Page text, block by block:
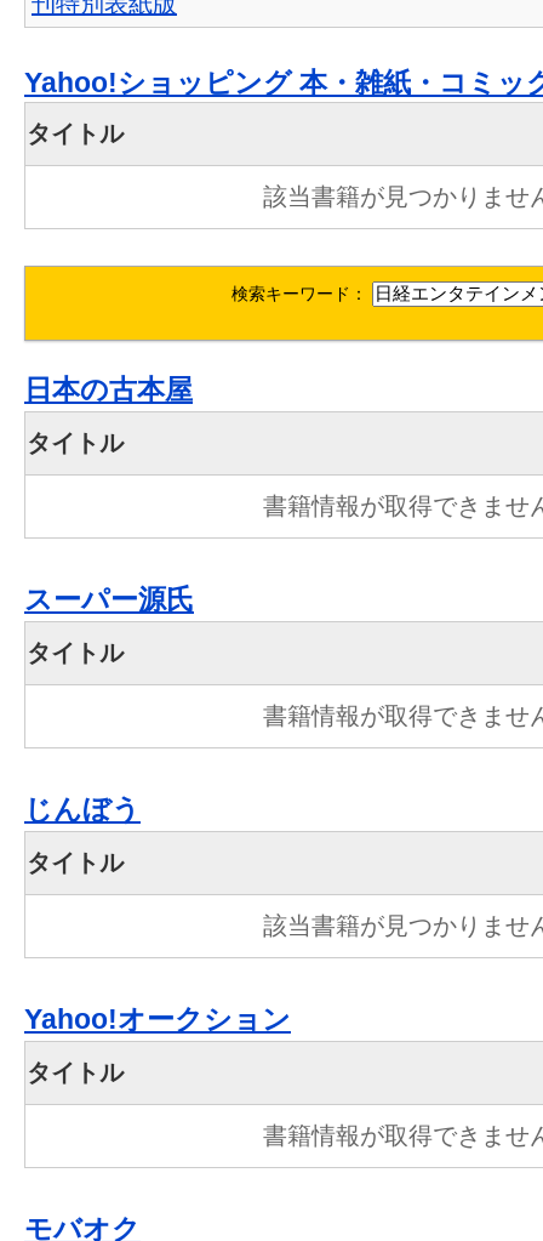
Yahoo!ショッピング 本・雑紙・コミッ
タイトル
該当書籍が見つかりませ
検索キーワード：
日本の古本屋
タイトル
書籍情報が取得できませ
スーパー源氏
タイトル
書籍情報が取得できませ
じんぼう
タイトル
該当書籍が見つかりませ
Yahoo!オークション
タイトル
書籍情報が取得できませ
モバオク